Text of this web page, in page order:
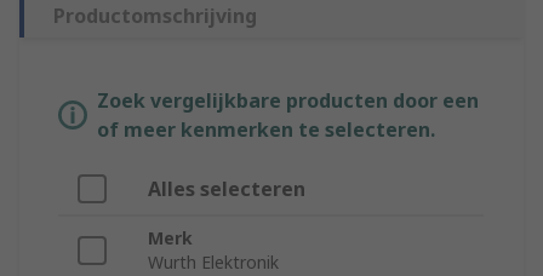
Productomschrijving
Zoek vergelijkbare producten door een
of meer kenmerken te selecteren.
Alles selecteren
Merk
Wurth Elektronik